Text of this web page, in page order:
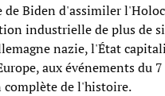
de Biden d'assimiler
industrielle de plus de
nazie, l'État
aux événements du
de l'histoire.